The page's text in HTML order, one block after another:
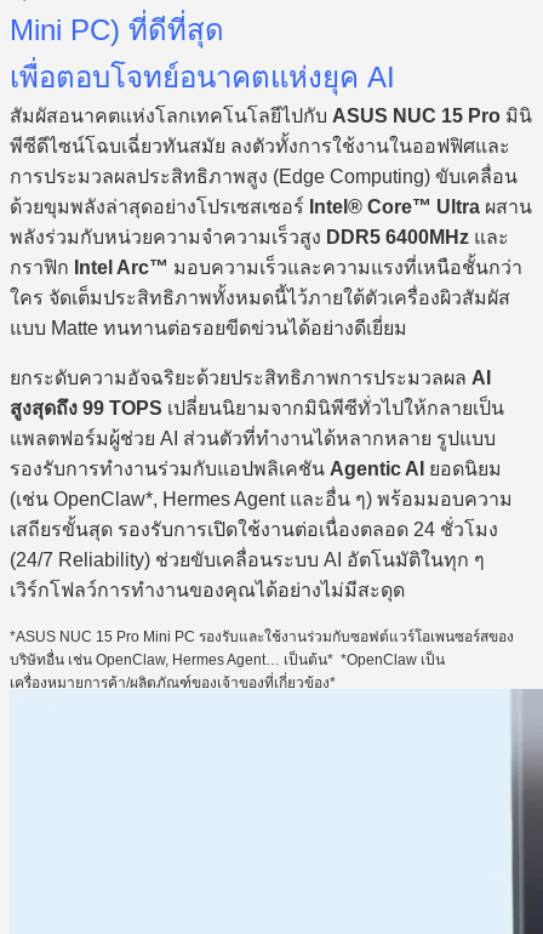
Mini PC) ที่ดีที่สุด
เพื่อตอบโจทย์อนาคตแห่งยุค AI
สัมผัสอนาคตแห่งโลกเทคโนโลยีไปกับ ASUS NUC 15 Pro มินิ
พีซีดีไซน์โฉบเฉี่ยวทันสมัย ลงตัวทั้งการใช้งานในออฟฟิศและ
การประมวลผลประสิทธิภาพสูง (Edge Computing) ขับเคลื่อน
ด้วยขุมพลังล่าสุดอย่างโปรเซสเซอร์ Intel® Core™ Ultra ผสาน
พลังร่วมกับหน่วยความจำความเร็วสูง DDR5 6400MHz และ
กราฟิก Intel Arc™ มอบความเร็วและความแรงที่เหนือชั้นกว่า
ใคร จัดเต็มประสิทธิภาพทั้งหมดนี้ไว้ภายใต้ตัวเครื่องผิวสัมผัส
แบบ Matte ทนทานต่อรอยขีดข่วนได้อย่างดีเยี่ยม
ยกระดับความอัจฉริยะด้วยประสิทธิภาพการประมวลผล AI
สูงสุดถึง 99 TOPS เปลี่ยนนิยามจากมินิพีซีทั่วไปให้กลายเป็น
แพลตฟอร์มผู้ช่วย AI ส่วนตัวที่ทำงานได้หลากหลาย รูปแบบ
รองรับการทำงานร่วมกับแอปพลิเคชัน Agentic AI ยอดนิยม
(เช่น OpenClaw*, Hermes Agent และอื่น ๆ) พร้อมมอบความ
เสถียรขั้นสุด รองรับการเปิดใช้งานต่อเนื่องตลอด 24 ชั่วโมง
(24/7 Reliability) ช่วยขับเคลื่อนระบบ AI อัตโนมัติในทุก ๆ
เวิร์กโฟลว์การทำงานของคุณได้อย่างไม่มีสะดุด
*ASUS NUC 15 Pro Mini PC รองรับและใช้งานร่วมกับซอฟต์แวร์โอเพนซอร์สของ
บริษัทอื่น เช่น OpenClaw, Hermes Agent… เป็นต้น* *OpenClaw เป็น
เครื่องหมายการค้า/ผลิตภัณฑ์ของเจ้าของที่เกี่ยวข้อง*